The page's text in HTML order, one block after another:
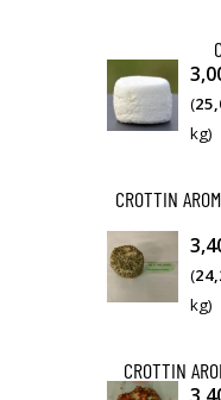
Mesnil
Ce
être
consommé
entrée,
en
apéritif
ou
sur
plateau
de
(
kg)
CROTTIN
Un
fromage
plein de
(
kg)
CROTTIN